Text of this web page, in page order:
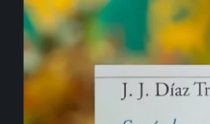
El cambio que
Gonzalo Guerrero, padre